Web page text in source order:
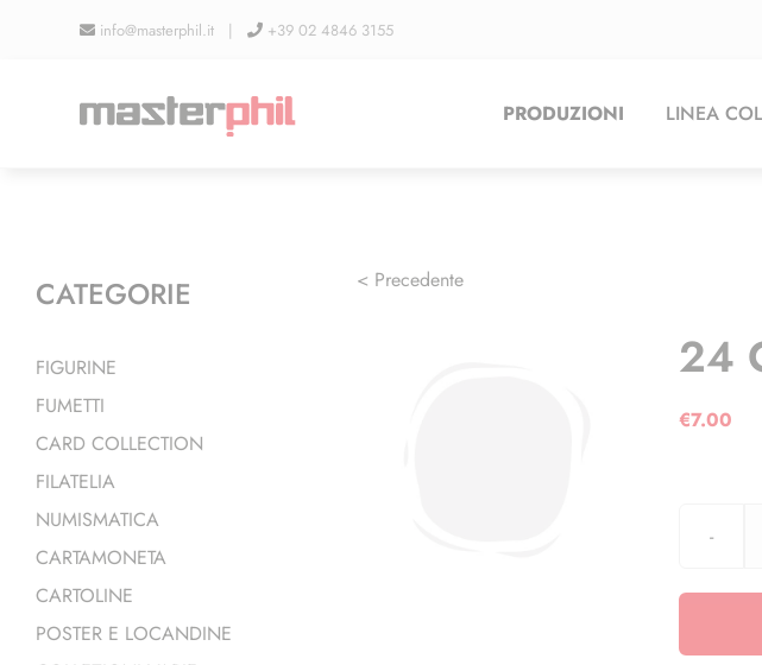
info@masterphil.it | +39 02 4846 3155
PRODUZIONI LINEA
< Precedente
24
€7.00
CATEGORIE
FIGURINE
FUMETTI
CARD COLLECTION
FILATELIA
NUMISMATICA
CARTAMONETA
CARTOLINE
POSTER E LOCANDINE